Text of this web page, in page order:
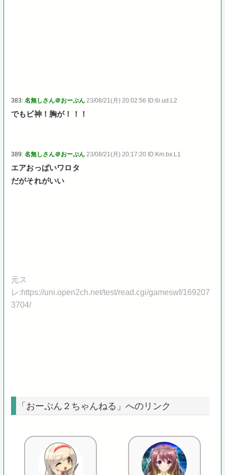
383:名無しさん＠おーぷん 23/08/21(月) 20:02:56 ID:6i.ud.L2
でもビ神！胸が！！！
389:名無しさん＠おーぷん 23/08/21(月) 20:17:20 ID:Km.bx.L1
エアおっぱいワロタ
だがそれがいい
元ス
レ:https://uni.open2ch.net/test/read.cgi/gameswf/169207
3704/
「おーぷん２ちゃんねる」へのリンク